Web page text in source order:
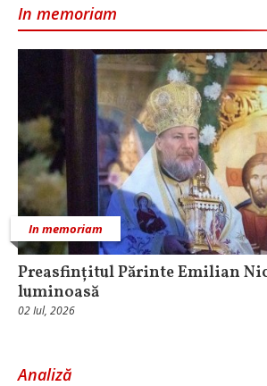
In memoriam
In memoriam
Preasfințitul Părinte Emilian
luminoasă
02 Iul, 2026
Analiză